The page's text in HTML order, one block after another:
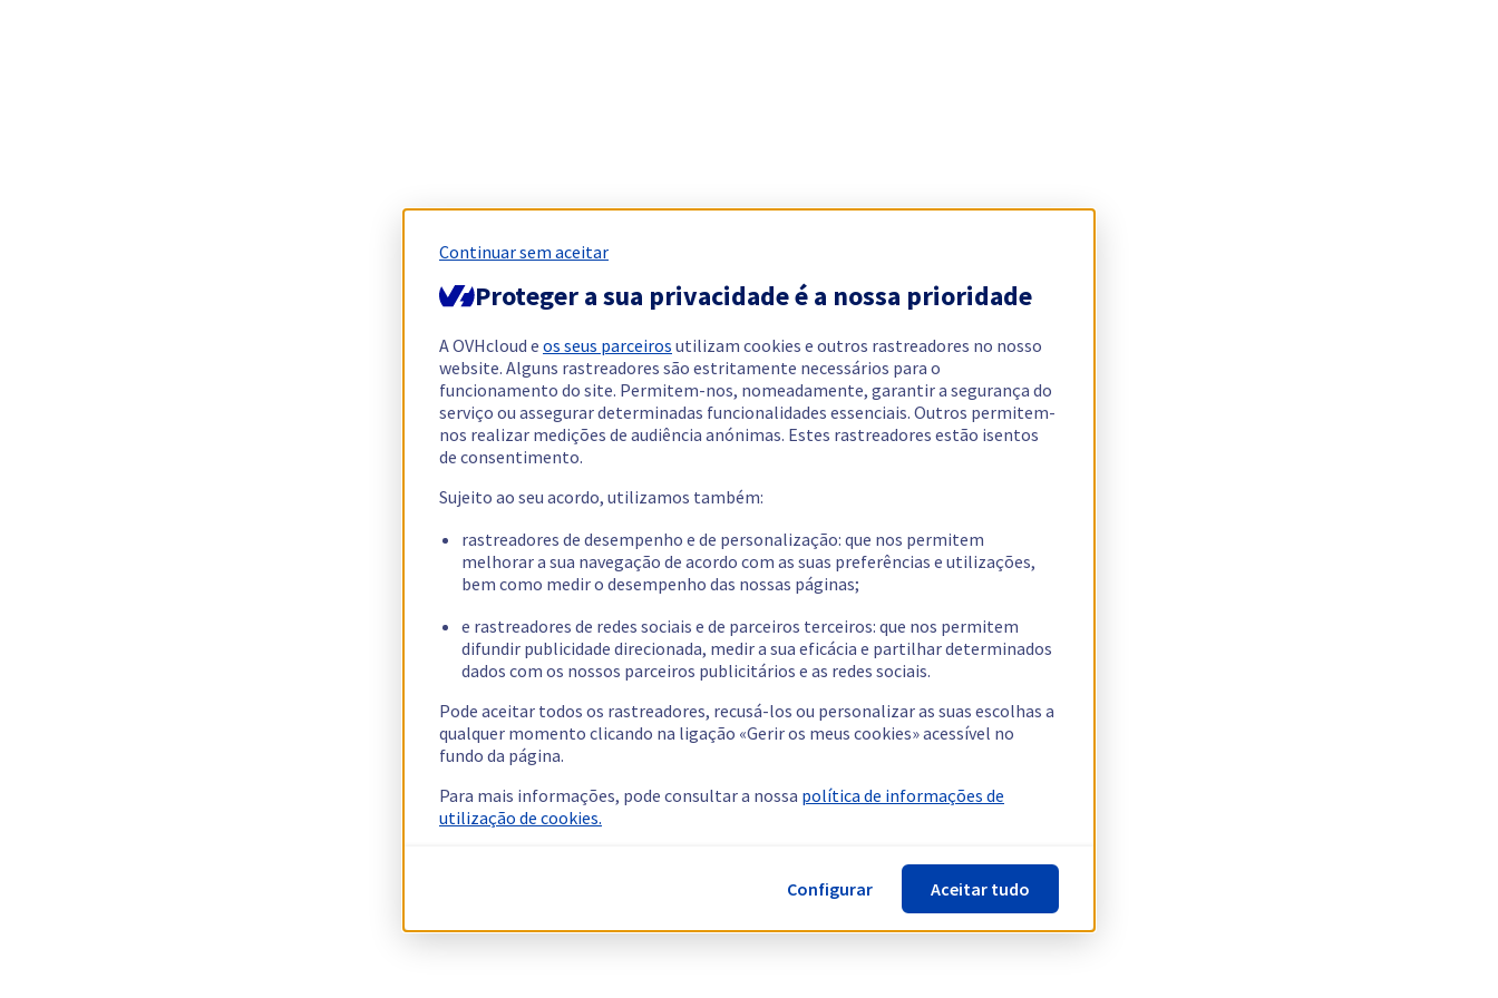
Continuar sem aceitar
Proteger a sua privacidade é a nossa prioridade
A OVHcloud e os seus parceiros utilizam cookies e outros rastreadores no nosso
website. Alguns rastreadores são estritamente necessários para o
funcionamento do site. Permitem-nos, nomeadamente, garantir a segurança do
serviço ou assegurar determinadas funcionalidades essenciais. Outros permitem-
nos realizar medições de audiência anónimas. Estes rastreadores estão isentos
de consentimento.
Sujeito ao seu acordo, utilizamos também:
rastreadores de desempenho e de personalização: que nos permitem
melhorar a sua navegação de acordo com as suas preferências e utilizações,
bem como medir o desempenho das nossas páginas;
e rastreadores de redes sociais e de parceiros terceiros: que nos permitem
difundir publicidade direcionada, medir a sua eficácia e partilhar determinados
dados com os nossos parceiros publicitários e as redes sociais.
Pode aceitar todos os rastreadores, recusá-los ou personalizar as suas escolhas a
qualquer momento clicando na ligação «Gerir os meus cookies» acessível no
fundo da página.
Para mais informações, pode consultar a nossa política de informações de
utilização de cookies.
Configurar Aceitar tudo